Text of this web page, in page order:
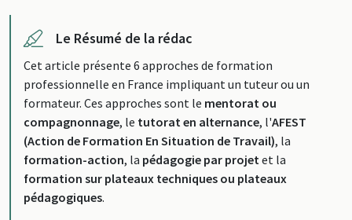
Le Résumé de la rédac
Cet article présente 6 approches de formation
professionnelle en France impliquant un tuteur ou un
formateur. Ces approches sont le mentorat ou
compagnonnage, le tutorat en alternance, l'AFEST
(Action de Formation En Situation de Travail), la
formation-action, la pédagogie par projetet la
formation sur plateaux techniques ou plateaux
pédagogiques.